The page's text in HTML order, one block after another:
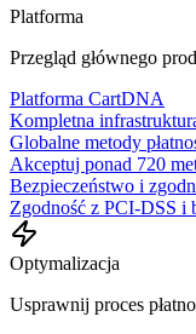
Platforma
Przegląd głównego
Platforma CartDNA
Kompletna
Globalne metody
Akceptuj ponad 720
Bezpieczeństwo i
Zgodność z PCI-DSS i
Optymalizacja
Usprawnij proces